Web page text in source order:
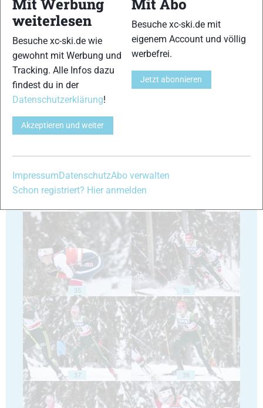
29 30
31
35 36
37 38
Mit Werbung
weiterlesen
Besuche xc-ski.de wie
gewohnt mit Werbung und
Tracking. Alle Infos dazu
findest du in der
Datenschutzerklärung!
Akzeptieren und weiter
Mit Abo
Besuche xc-ski.de mit
eigenem Account und völlig
werbefrei.
Jetzt abonnieren
ImpressumDatenschutzAbo verwalten
Schon registriert? Hier anmelden